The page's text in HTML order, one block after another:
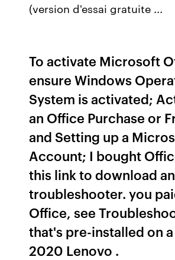
(version d'essai gratuite ...
To activate Microsoft
ensure Windows
System is activated;
an Office Purchase or
and Setting up a
Account; I bought
this link to download
troubleshooter. you
Office, see
that's pre-installed on a
2020 Lenovo .